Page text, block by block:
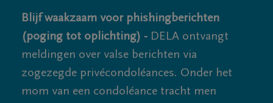
Blijf waakzaam voor phishingberichten
(poging tot oplichting) - DELA ontvangt
meldingen over valse berichten via
zogezegde privécondoléances. Onder het
mom van een condoléance tracht men